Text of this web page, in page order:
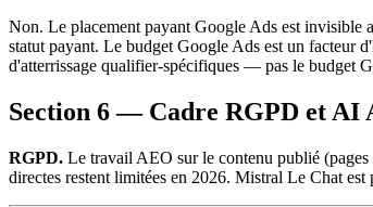
Non. Le placement payant Google Ads est invisible
statut payant. Le budget Google Ads est un facteur
d'atterrissage qualifier-spécifiques — pas le budget
Section 6 — Cadre RGPD et AI
RGPD. Le travail AEO sur le contenu publié
directes restent limitées en 2026. Mistral Le Chat